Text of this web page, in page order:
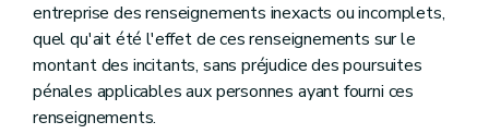
entreprise des renseignements inexacts ou incomplets,
quel qu'ait été l'effet de ces renseignements sur le
montant des incitants, sans préjudice des poursuites
pénales applicables aux personnes ayant fourni ces
renseignements.